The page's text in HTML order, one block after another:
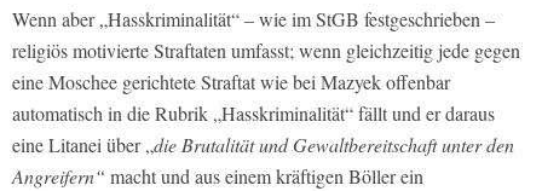
Wenn aber „Hasskriminalität“ – wie im StGB festgeschrieben –
religiös motivierte Straftaten umfasst; wenn gleichzeitig jede gegen
eine Moschee gerichtete Straftat wie bei Mazyek offenbar
automatisch in die Rubrik „Hasskriminalität“ fällt und er daraus
eine Litanei über „die Brutalität und Gewaltbereitschaft unter den
Angreifern“ macht und aus einem kräftigen Böller ein